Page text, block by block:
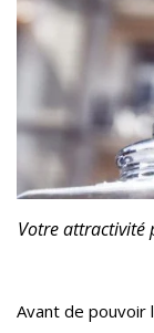
Votre attractivité
Avant de pouvoir